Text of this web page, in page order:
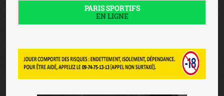
PARIS SPORTIFS
EN LIGNE